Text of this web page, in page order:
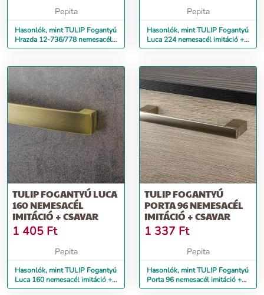
Pepita
Hasonlók, mint TULIP Fogantyú
Hrazda 12-736/778 nemesacél
imitáció + csavar
Pepita
Hasonlók, mint TULIP Fogantyú
Luca 224 nemesacél imitáció +
csavar
TULIP FOGANTYÚ LUCA
160 NEMESACÉL
IMITÁCIÓ + CSAVAR
1 405 Ft
Pepita
Hasonlók, mint TULIP Fogantyú
Luca 160 nemesacél imitáció +
csavar
TULIP FOGANTYÚ
PORTA 96 NEMESACÉL
IMITÁCIÓ + CSAVAR
1 337 Ft
Pepita
Hasonlók, mint TULIP Fogantyú
Porta 96 nemesacél imitáció +
csavar